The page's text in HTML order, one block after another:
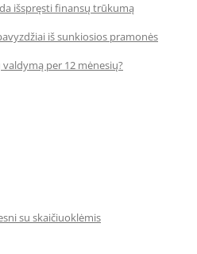
išspręsti finansų trūkumą
iš sunkiosios pramonės
per 12 mėnesių?
su skaičiuoklėmis